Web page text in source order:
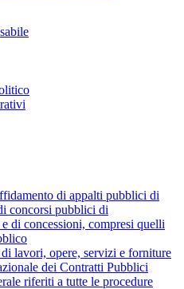
di appalti pubblici di
concorsi pubblici di
di concessioni, compresi quelli
lavori, opere, servizi e forniture
dei Contratti Pubblici
riferiti a tutte le procedure